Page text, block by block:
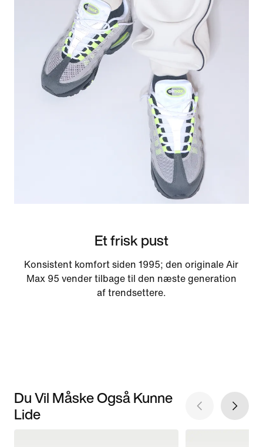
Et frisk pust
Konsistent komfort siden 1995; den originale Air
Max 95 vender tilbage til den næste generation
af trendsettere.
Du Vil Måske Også Kunne
Lide